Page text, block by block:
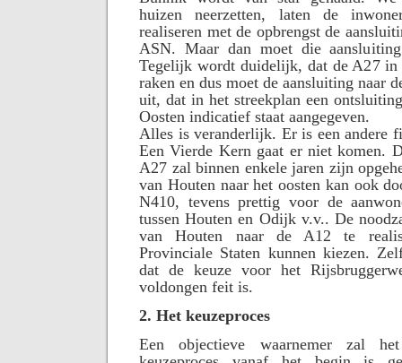
huizen neerzetten, laten de
realiseren met de opbrengst de
ASN. Maar dan moet die aansluiting
Tegelijk wordt duidelijk, dat de A27 in
raken en dus moet de aansluiting naar
uit, dat in het streekplan een
Oosten indicatief staat aangegeven.
Alles is veranderlijk. Er is een andere
Een Vierde Kern gaat er niet komen.
A27 zal binnen enkele jaren zijn
van Houten naar het oosten kan ook
N410, tevens prettig voor de
tussen Houten en Odijk v.v.. De
van Houten naar de A12 te
Provinciale Staten kunnen kiezen.
dat de keuze voor het
voldongen feit is.
2. Het keuzeproces
Een objectieve waarnemer zal